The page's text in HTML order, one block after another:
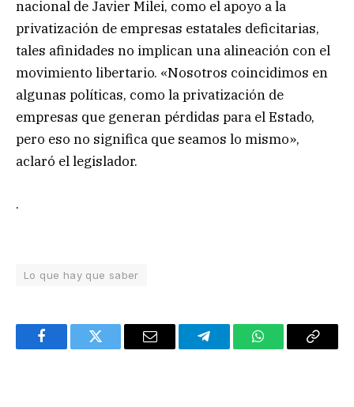
nacional de Javier Milei, como el apoyo a la
privatización de empresas estatales deficitarias,
tales afinidades no implican una alineación con el
movimiento libertario. «Nosotros coincidimos en
algunas políticas, como la privatización de
empresas que generan pérdidas para el Estado,
pero eso no significa que seamos lo mismo»,
aclaró el legislador.
.
Lo que hay que saber
FacebookTwitter Email TelegramWhatsAppCopy